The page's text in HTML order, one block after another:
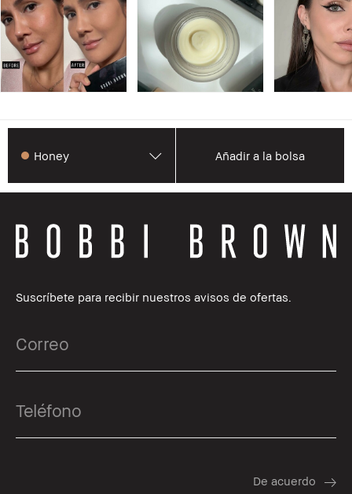
Honey Añadir a la bolsa
Suscríbete para recibir nuestros avisos de ofertas.